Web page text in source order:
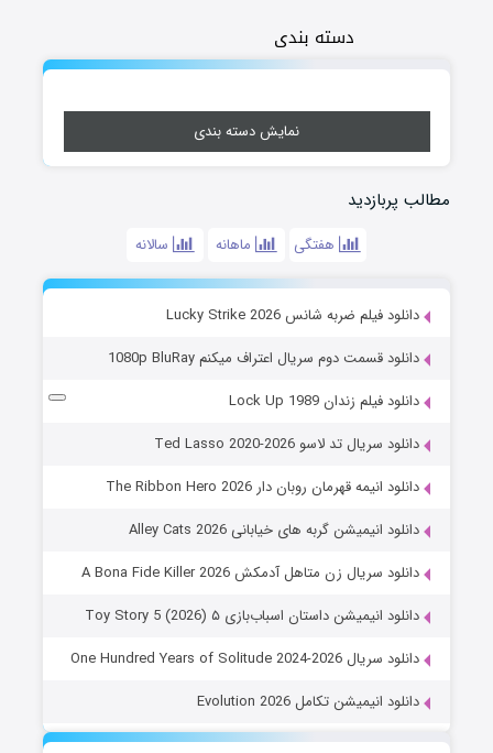
دسته بندی
نمایش دسته بندی
مطالب پربازدید
هفتگی ماهانه سالانه
دانلود فیلم ضربه شانس Lucky Strike 2026
دانلود قسمت دوم سریال اعتراف میکنم 1080p BluRay
دانلود فیلم زندان Lock Up 1989
دانلود سریال تد لاسو Ted Lasso 2020-2026
دانلود انیمه قهرمان روبان دار The Ribbon Hero 2026
دانلود انیمیشن گربه های خیابانی Alley Cats 2026
دانلود سریال زن متاهل آدمکش A Bona Fide Killer 2026
دانلود انیمیشن داستان اسباب‌بازی ۵ Toy Story 5 (2026)
دانلود سریال One Hundred Years of Solitude 2024-2026
دانلود انیمیشن تکامل Evolution 2026